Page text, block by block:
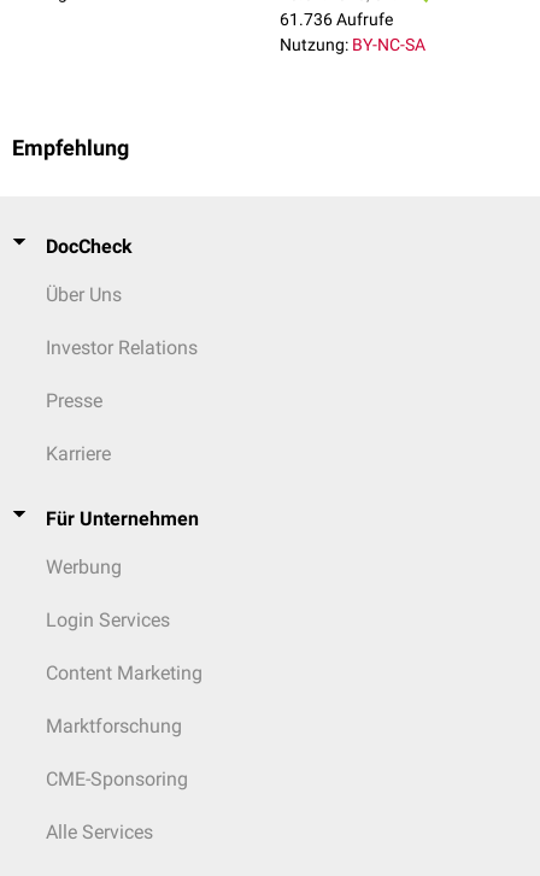
61.736 Aufrufe
Nutzung: BY-NC-SA
Empfehlung
DocCheck
Über Uns
Investor Relations
Presse
Karriere
Für Unternehmen
Werbung
Login Services
Content Marketing
Marktforschung
CME-Sponsoring
Alle Services